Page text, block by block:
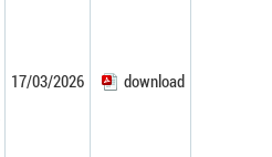
17/03/2026 download